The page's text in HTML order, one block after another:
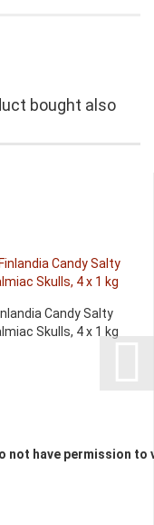
bought also
Candy Salty
Skulls, 4 x 1 kg
not have permission to